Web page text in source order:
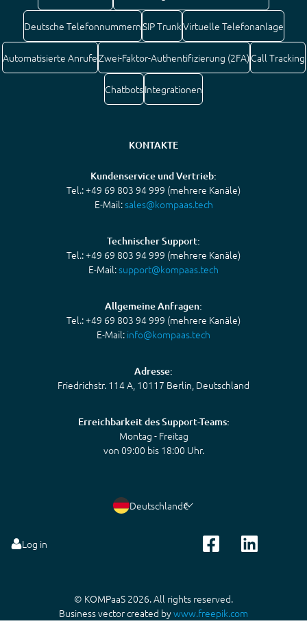
Deutsche TelefonnummernSIP TrunkVirtuelle Telefonanlage
Automatisierte AnrufeZwei-Faktor-Authentifizierung (2FA)Call Tracking
ChatbotsIntegrationen
KONTAKTE
Kundenservice und Vertrieb:
Tel.: +49 69 803 94 999 (mehrere Kanäle)
E-Mail:sales@kompaas.tech
Technischer Support:
Tel.: +49 69 803 94 999 (mehrere Kanäle)
E-Mail:support@kompaas.tech
Allgemeine Anfragen:
Tel.: +49 69 803 94 999 (mehrere Kanäle)
E-Mail: info@kompaas.tech
Adresse:
Friedrichstr. 114 A, 10117 Berlin, Deutschland
Erreichbarkeit des Support-Teams:
Montag - Freitag
von 09:00 bis 18:00 Uhr.
Deutschland€
Log in
© KOMPaaS 2026. All rights reserved.
Business vector created bywww.freepik.com